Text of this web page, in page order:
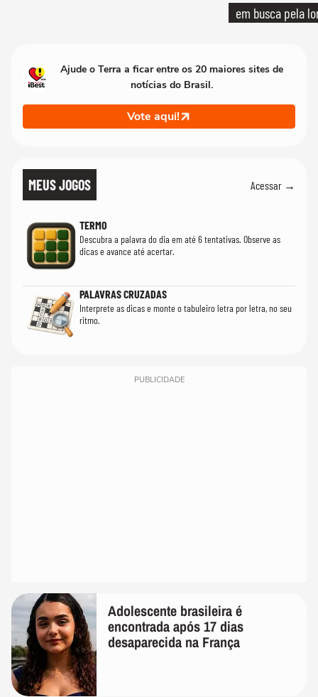
em busca pela
Ajude o Terra a ficar entre os 20 maiores sites de
notícias do Brasil.
Vote aqui!
MEUS JOGOS Acessar →
TERMO
Descubra a palavra do dia em até 6 tentativas. Observe as
dicas e avance até acertar.
PALAVRAS CRUZADAS
Interprete as dicas e monte o tabuleiro letra por letra, no seu
ritmo.
PUBLICIDADE
Adolescente brasileira é
encontrada após 17 dias
desaparecida na França